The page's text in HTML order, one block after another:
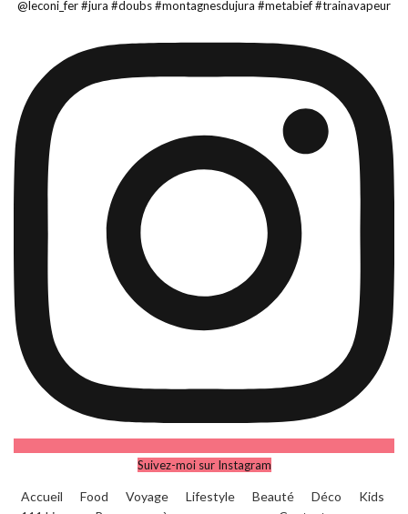
Suivez-moi sur Instagram
Accueil Food Voyage Lifestyle Beauté Déco
Kids